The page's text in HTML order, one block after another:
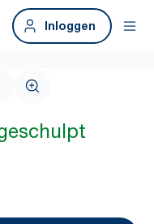
Inloggen